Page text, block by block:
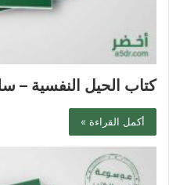
كتاب الحيل النفسية –
أكمل القراءة »